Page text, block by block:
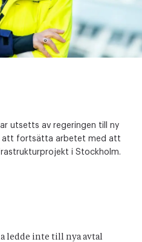
utsetts av regeringen till ny
att fortsätta arbetet med att
i Stockholm.
ledde inte till nya avtal